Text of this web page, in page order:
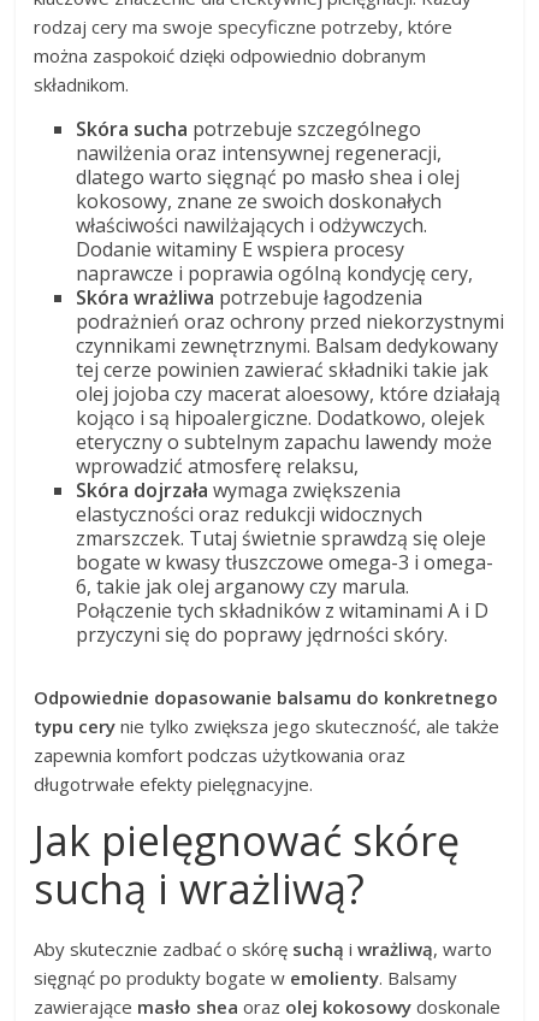
rodzaj cery ma swoje specyficzne potrzeby, które
można zaspokoić dzięki odpowiednio dobranym
składnikom.
Skóra sucha potrzebuje szczególnego
nawilżenia oraz intensywnej regeneracji,
dlatego warto sięgnąć po masło shea i olej
kokosowy, znane ze swoich doskonałych
właściwości nawilżających i odżywczych.
Dodanie witaminy E wspiera procesy
naprawcze i poprawia ogólną kondycję cery,
Skóra wrażliwa potrzebuje łagodzenia
podrażnień oraz ochrony przed niekorzystnymi
czynnikami zewnętrznymi. Balsam dedykowany
tej cerze powinien zawierać składniki takie jak
olej jojoba czy macerat aloesowy, które działają
kojąco i są hipoalergiczne. Dodatkowo, olejek
eteryczny o subtelnym zapachu lawendy może
wprowadzić atmosferę relaksu,
Skóra dojrzała wymaga zwiększenia
elastyczności oraz redukcji widocznych
zmarszczek. Tutaj świetnie sprawdzą się oleje
bogate w kwasy tłuszczowe omega-3 i omega-
6, takie jak olej arganowy czy marula.
Połączenie tych składników z witaminami A i D
przyczyni się do poprawy jędrności skóry.
Odpowiednie dopasowanie balsamu do konkretnego
typu cery nie tylko zwiększa jego skuteczność, ale także
zapewnia komfort podczas użytkowania oraz
długotrwałe efekty pielęgnacyjne.
Jak pielęgnować skórę
suchą i wrażliwą?
Aby skutecznie zadbać o skórę suchą iwrażliwą, warto
sięgnąć po produkty bogate w emolienty. Balsamy
zawierające masło shea oraz olej kokosowy doskonale